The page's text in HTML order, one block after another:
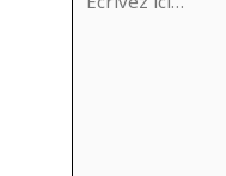
ici…